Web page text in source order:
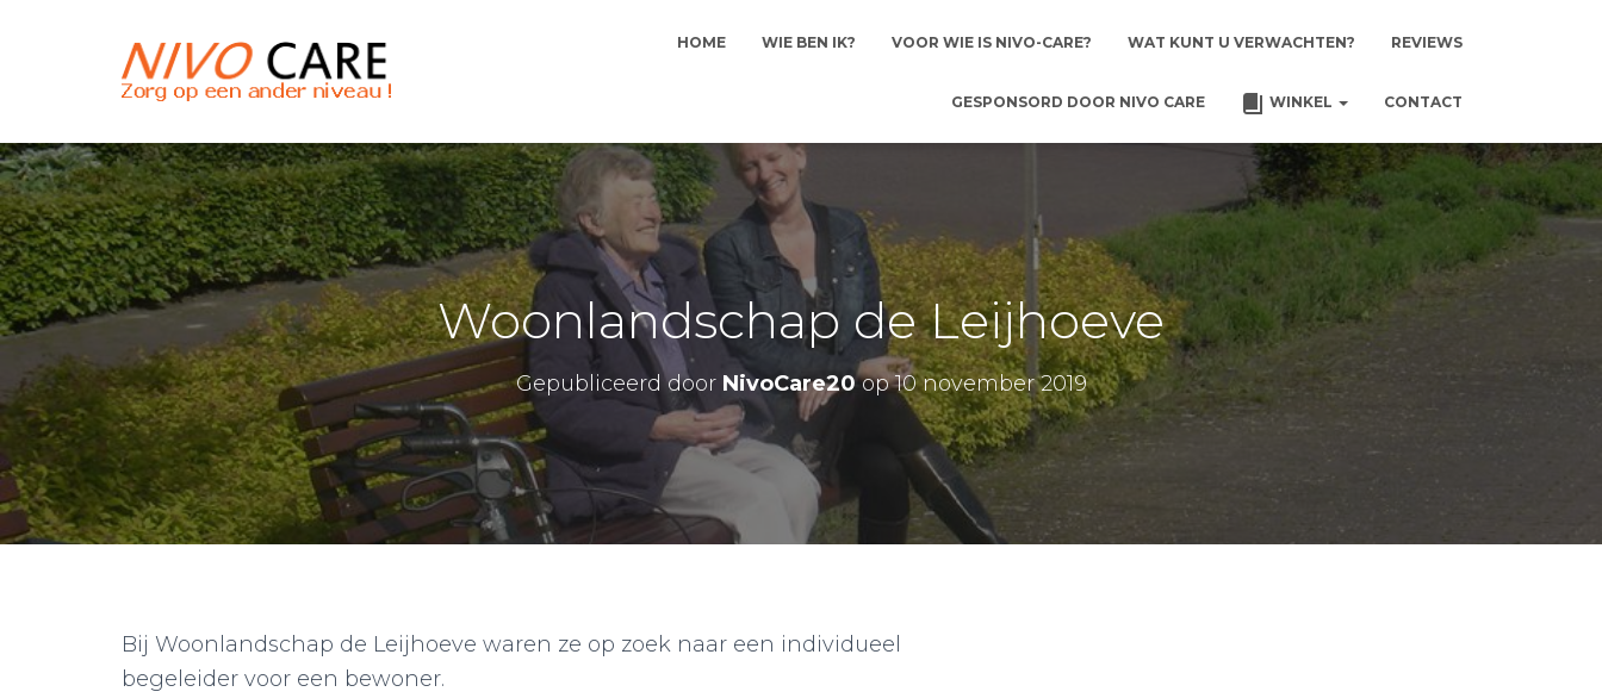
HOME WIE BEN IK? VOOR WIE IS NIVO-CARE? WAT KUNT U VERWACHTEN? REVIEWS
GESPONSORD DOOR NIVO CARE WINKEL CONTACT
Woonlandschap de Leijhoeve
Gepubliceerd door NivoCare20op10 november 2019
Bij Woonlandschap de Leijhoeve waren ze op zoek naar een individueel
begeleider voor een bewoner.